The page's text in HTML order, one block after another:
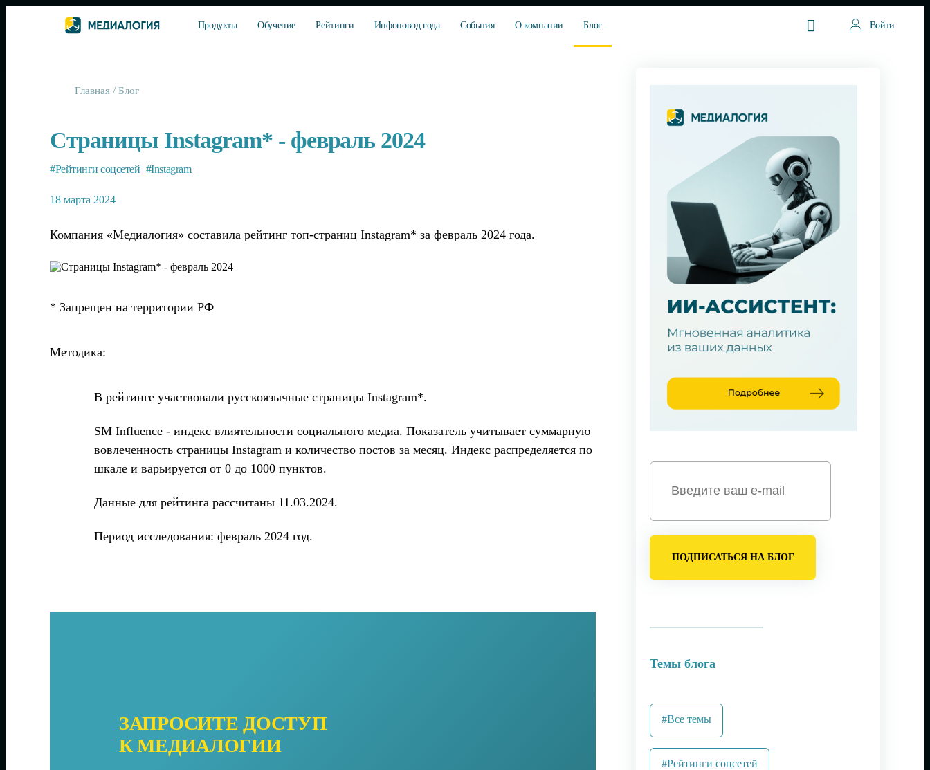
Продукты Обучение Рейтинги Инфоповод года События О компании Блог Войти
Главная / Блог
Страницы Instagram* - февраль 2024
#Рейтинги соцсетей #Instagram
18 марта 2024
Компания «Медиалогия» составила рейтинг топ-страниц Instagram* за февраль 2024 года.
* Запрещен на территории РФ
Методика:
В рейтинге участвовали русскоязычные страницы Instagram*.
SM Influence - индекс влиятельности социального медиа. Показатель учитывает суммарную
вовлеченность страницы Instagram и количество постов за месяц. Индекс распределяется по
шкале и варьируется от 0 до 1000 пунктов.
Данные для рейтинга рассчитаны 11.03.2024.
Период исследования: февраль 2024 год.
ЗАПРОСИТЕ ДОСТУП
К МЕДИАЛОГИИ
ПОДПИСАТЬСЯ НА БЛОГ
Темы блога
#Все темы
#Рейтинги соцсетей